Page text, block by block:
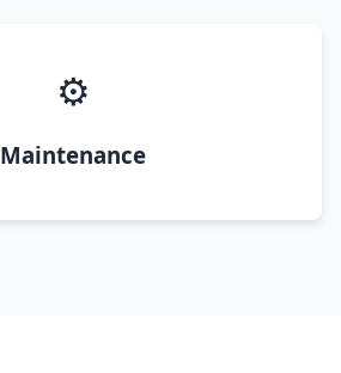
⚙️
Maintenance